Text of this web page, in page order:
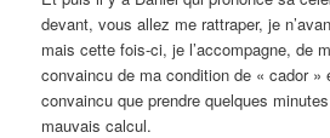
devant, vous allez me rattraper, je
mais cette fois-ci, je l’accompagne, de
convaincu de ma condition de « cador »
convaincu que prendre quelques
mauvais calcul.